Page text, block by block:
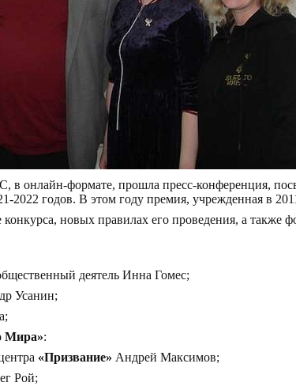
в онлайн-формате, прошла пресс-конференция,
2022 годов. В этом году премия, учрежденная в
новых правилах его проведения, а также
деятель Инна Гомес;
Усанин;
Мира»:
«Призвание» Андрей Максимов;
Рой;